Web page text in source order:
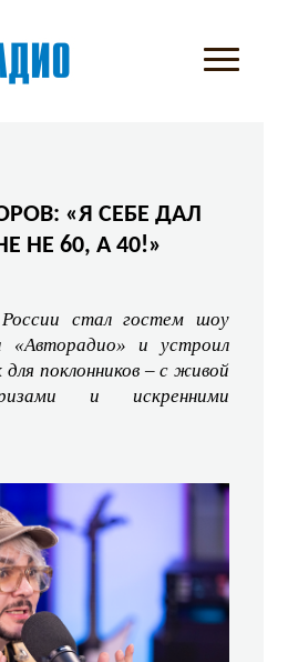
«Я СЕБЕ ДАЛ
НЕ 60, А 40!»
стал гостем шоу
«Авторадио» и устроил
поклонников – с живой
и искренними